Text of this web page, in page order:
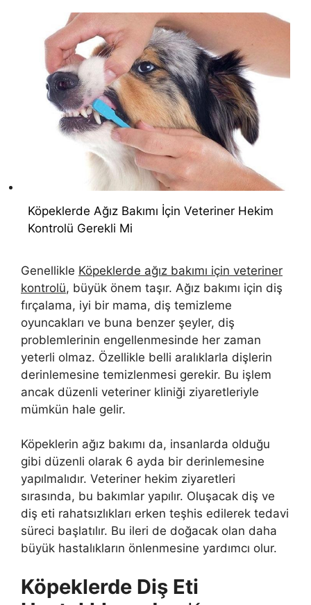
Köpeklerde Ağız Bakımı İçin Veteriner Hekim
Kontrolü Gerekli Mi
Genellikle Köpeklerde ağız bakımı için veteriner
kontrolü, büyük önem taşır. Ağız bakımı için diş
fırçalama, iyi bir mama, diş temizleme
oyuncakları ve buna benzer şeyler, diş
problemlerinin engellenmesinde her zaman
yeterli olmaz. Özellikle belli aralıklarla dişlerin
derinlemesine temizlenmesi gerekir. Bu işlem
ancak düzenli veteriner kliniği ziyaretleriyle
mümkün hale gelir.
Köpeklerin ağız bakımı da, insanlarda olduğu
gibi düzenli olarak 6 ayda bir derinlemesine
yapılmalıdır. Veteriner hekim ziyaretleri
sırasında, bu bakımlar yapılır. Oluşacak diş ve
diş eti rahatsızlıkları erken teşhis edilerek tedavi
süreci başlatılır. Bu ileri de doğacak olan daha
büyük hastalıkların önlenmesine yardımcı olur.
Köpeklerde Diş Eti